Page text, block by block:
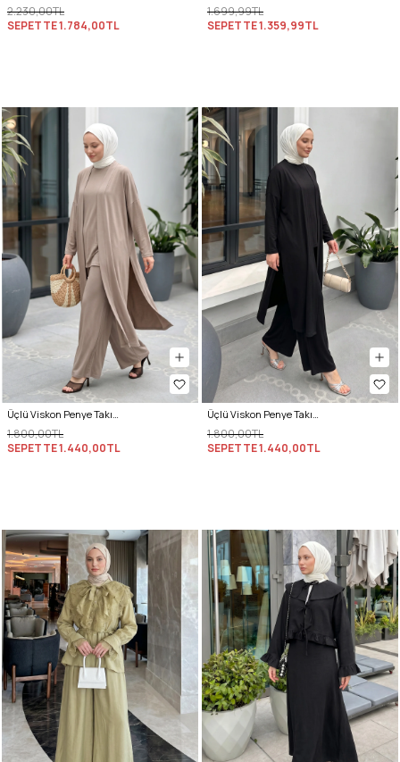
2.230,00TL
SEPETTE1.784,00TL
1.699,99TL
SEPETTE1.359,99TL
Üçlü Viskon Penye Takım 13205 - VİZON
1.800,00TL
SEPETTE1.440,00TL
Üçlü Viskon Penye Takım 13205 - SİYAH
1.800,00TL
SEPETTE1.440,00TL